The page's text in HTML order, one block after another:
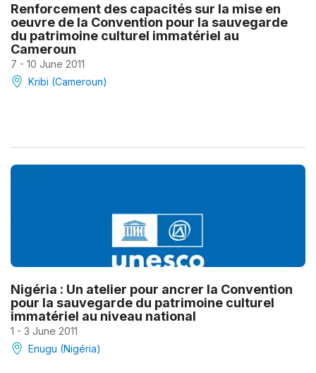
Renforcement des capacités sur la mise en
oeuvre de la Convention pour la sauvegarde
du patrimoine culturel immatériel au
Cameroun
7 - 10 June 2011
Kribi (Cameroun)
Nigéria : Un atelier pour ancrer la Convention
pour la sauvegarde du patrimoine culturel
immatériel au niveau national
1 - 3 June 2011
Enugu (Nigéria)